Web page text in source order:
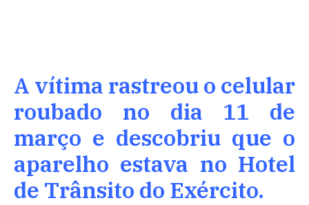
A vítima rastreou o celular
roubado no dia 11 de
março e descobriu que o
aparelho estava no Hotel
de Trânsito do Exército.